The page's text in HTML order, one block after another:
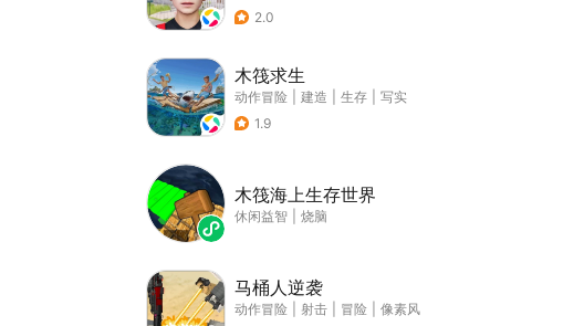
2.0
木筏求生
动作冒险 建造 生存
写实
1.9
木筏海上生存世界
休闲益智 烧脑
马桶人逆袭
动作冒险 射击 冒险
像素风